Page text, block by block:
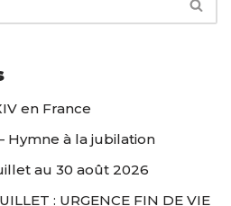
en France
Hymne à la jubilation
au 30 août 2026
: URGENCE FIN DE VIE